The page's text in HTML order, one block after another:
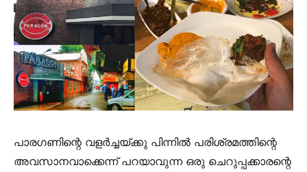
പാരഗണിന്റെ വളര്‍ച്ചയ്ക്കു പിന്നില്‍ പരിശ്രമത്തിന്റെ
അവസാനവാക്കെന്ന് പറയാവുന്ന ഒരു ചെറുപ്പക്കാരന്റെ